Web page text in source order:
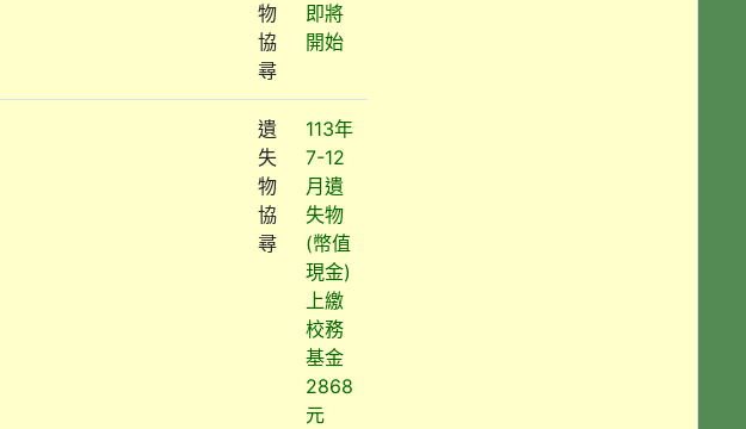
物
協
尋
即將
開始
遺
失
物
協
尋
113年
7-12
月遺
失物
(幣值
現金)
上繳
校務
基金
2868
元